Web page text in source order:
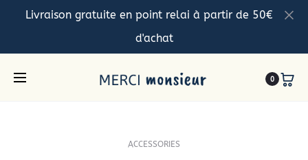
Livraison gratuite en point relai à partir de 50€
d'achat
0
ACCESSORIES